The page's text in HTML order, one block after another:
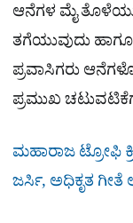
ಆನೆಗಳ ಮೈ
ತಗೆಯುವುದು
ಪ್ರವಾಸಿಗರು
ಪ್ರಮುಖ
ಮಹಾರಾಜ ಟ್ರೋಫಿ
ಜರ್ಸಿ, ಅಧಿಕೃತ